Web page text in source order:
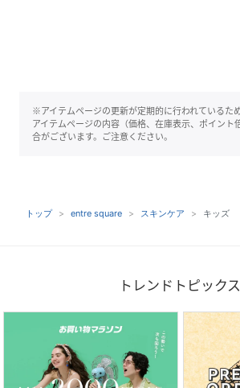
※アイテムページの更新が定期的に行われているた
アイテムページの内容（価格、在庫表示、ポイント
合がございます。ご注意ください。
トップ entre square スキンケア キッズ
トレンドトピックス